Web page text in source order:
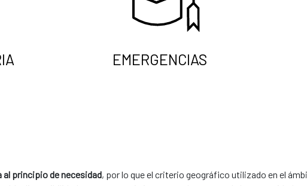
EMERGENCIAS
al principio de necesidad, por lo que el criterio geográfico utilizado en el